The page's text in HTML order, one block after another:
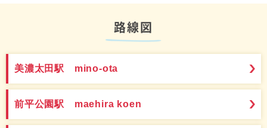
路線図
美濃太田駅 mino-ota
前平公園駅 maehira koen